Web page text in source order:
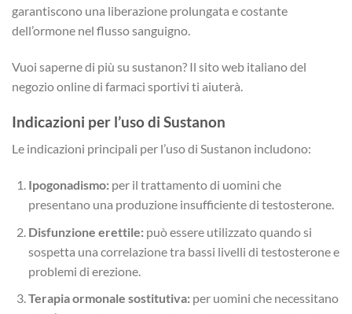
garantiscono una liberazione prolungata e costante
dell’ormone nel flusso sanguigno.
Vuoi saperne di più su sustanon? Il sito web italiano del
negozio online di farmaci sportivi ti aiuterà.
Indicazioni per l’uso di Sustanon
Le indicazioni principali per l’uso di Sustanon includono:
Ipogonadismo:per il trattamento di uomini che
presentano una produzione insufficiente di testosterone.
Disfunzione erettile:può essere utilizzato quando si
sospetta una correlazione tra bassi livelli di testosterone e
problemi di erezione.
Terapia ormonale sostitutiva:per uomini che necessitano